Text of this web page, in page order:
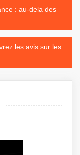
: au-dela des
les avis sur les